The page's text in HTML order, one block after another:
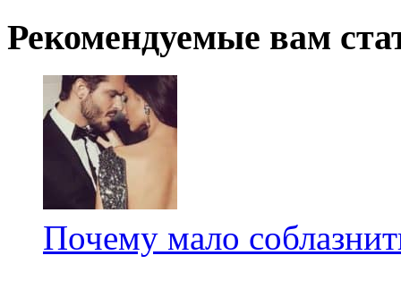
Рекомендуемые вам
Почему мало